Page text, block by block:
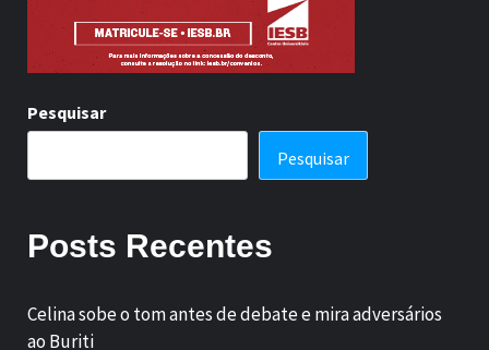
Pesquisar
Pesquisar
Posts Recentes
Celina sobe o tom antes de debate e mira adversários
ao Buriti